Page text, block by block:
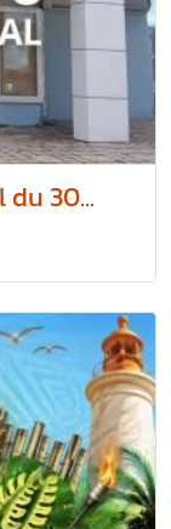
30...